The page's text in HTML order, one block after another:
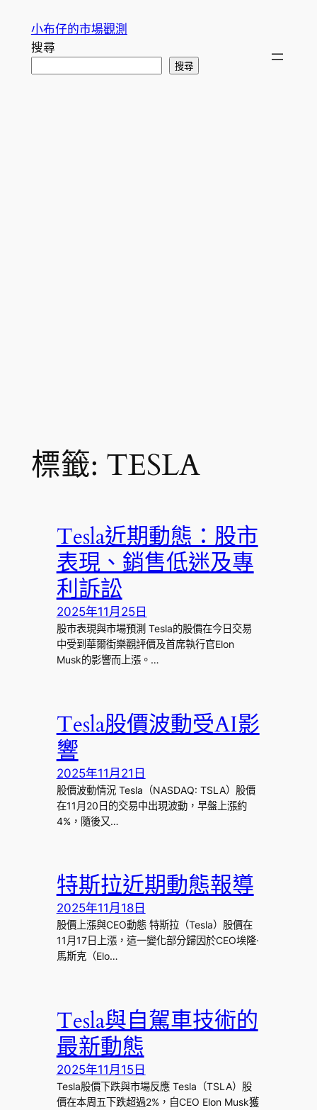
小布仔的市場觀測
搜尋
搜尋
標籤: TESLA
Tesla近期動態：股市
表現、銷售低迷及專
利訴訟
2025年11月25日
股市表現與市場預測 Tesla的股價在今日交易
中受到華爾街樂觀評價及首席執行官Elon
Musk的影響而上漲。…
Tesla股價波動受AI影
響
2025年11月21日
股價波動情況 Tesla（NASDAQ: TSLA）股價
在11月20日的交易中出現波動，早盤上漲約
4%，隨後又…
特斯拉近期動態報導
2025年11月18日
股價上漲與CEO動態 特斯拉（Tesla）股價在
11月17日上漲，這一變化部分歸因於CEO埃隆·
馬斯克（Elo…
Tesla與自駕車技術的
最新動態
2025年11月15日
Tesla股價下跌與市場反應 Tesla（TSLA）股
價在本周五下跌超過2%，自CEO Elon Musk獲